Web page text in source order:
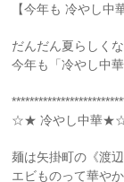
【今年も 冷やし中
だんだん夏らしく
今年も「冷やし中
☆★ 冷やし中華
麺は矢掛町の《渡辺
エビものって華や